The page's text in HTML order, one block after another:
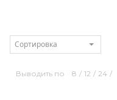
Сортировка
Выводить по 8 / 12 / 24 /